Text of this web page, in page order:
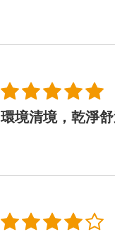
環境清境，乾淨